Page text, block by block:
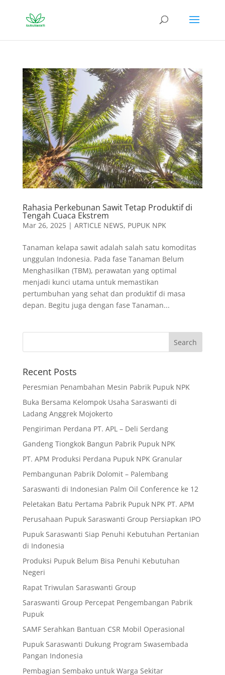
Rahasia Perkebunan Sawit Tetap Produktif di
Tengah Cuaca Ekstrem
Mar 26, 2025| ARTICLE NEWS, PUPUK NPK
Tanaman kelapa sawit adalah salah satu komoditas
unggulan Indonesia. Pada fase Tanaman Belum
Menghasilkan (TBM), perawatan yang optimal
menjadi kunci utama untuk memastikan
pertumbuhan yang sehat dan produktif di masa
depan. Begitu juga dengan fase Tanaman...
Recent Posts
Peresmian Penambahan Mesin Pabrik Pupuk NPK
Buka Bersama Kelompok Usaha Saraswanti di
Ladang Anggrek Mojokerto
Pengiriman Perdana PT. APL – Deli Serdang
Gandeng Tiongkok Bangun Pabrik Pupuk NPK
PT. APM Produksi Perdana Pupuk NPK Granular
Pembangunan Pabrik Dolomit – Palembang
Saraswanti di Indonesian Palm Oil Conference ke 12
Peletakan Batu Pertama Pabrik Pupuk NPK PT. APM
Perusahaan Pupuk Saraswanti Group Persiapkan IPO
Pupuk Saraswanti Siap Penuhi Kebutuhan Pertanian
di Indonesia
Produksi Pupuk Belum Bisa Penuhi Kebutuhan
Negeri
Rapat Triwulan Saraswanti Group
Saraswanti Group Percepat Pengembangan Pabrik
Pupuk
SAMF Serahkan Bantuan CSR Mobil Operasional
Pupuk Saraswanti Dukung Program Swasembada
Pangan Indonesia
Pembagian Sembako untuk Warga Sekitar